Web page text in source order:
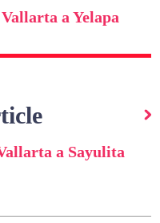
a Yelapa
a Sayulita